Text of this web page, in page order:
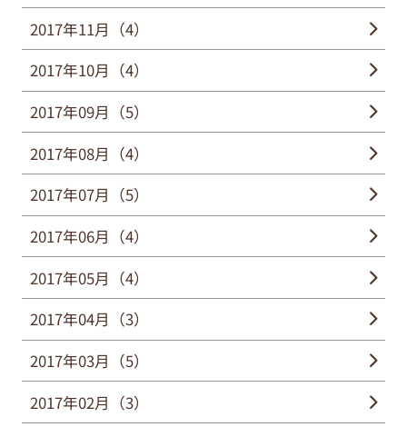
2017年11月（4）
2017年10月（4）
2017年09月（5）
2017年08月（4）
2017年07月（5）
2017年06月（4）
2017年05月（4）
2017年04月（3）
2017年03月（5）
2017年02月（3）